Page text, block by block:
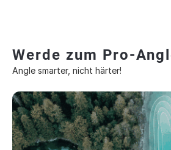
Werde zum Pro-
Angle smarter, nicht härter!